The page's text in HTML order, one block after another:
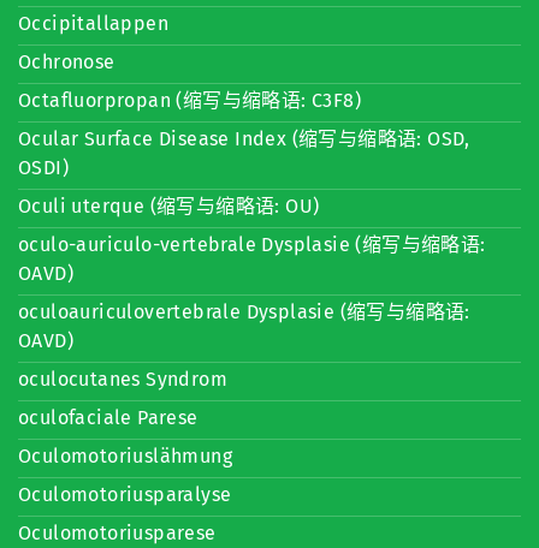
Occipitallappen
Ochronose
Octafluorpropan (缩写与缩略语: C3F8)
Ocular Surface Disease Index (缩写与缩略语: OSD,
OSDI)
Oculi uterque (缩写与缩略语: OU)
oculo-auriculo-vertebrale Dysplasie (缩写与缩略语:
OAVD)
oculoauriculovertebrale Dysplasie (缩写与缩略语:
OAVD)
oculocutanes Syndrom
oculofaciale Parese
Oculomotoriuslähmung
Oculomotoriusparalyse
Oculomotoriusparese